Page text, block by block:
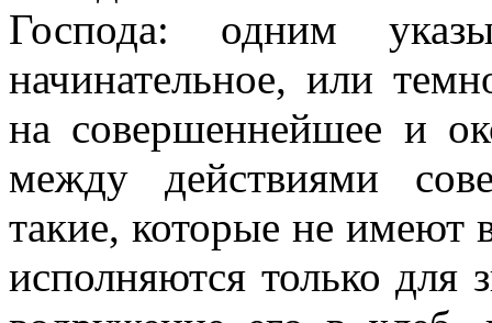
Господа: одним
начинательное, или
на совершеннейшее и
между действиями
такие, которые не имеют
исполняются только для